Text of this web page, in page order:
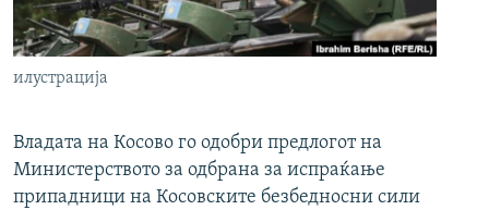
илустрација
Владата на Косово го одобри предлогот на
Министерството за одбрана за испраќање
припадници на Косовските безбедносни сили